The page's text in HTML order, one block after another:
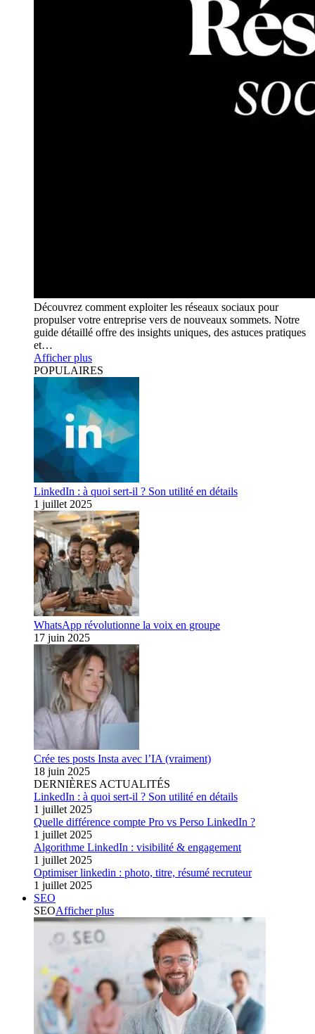
Découvrez comment exploiter les réseaux sociaux pour
propulser votre entreprise vers de nouveaux sommets. Notre
guide détaillé offre des insights uniques, des astuces pratiques
et…
Afficher plus
POPULAIRES
LinkedIn : à quoi sert-il ? Son utilité en détails
1 juillet 2025
WhatsApp révolutionne la voix en groupe
17 juin 2025
Crée tes posts Insta avec l’IA (vraiment)
18 juin 2025
DERNIÈRES ACTUALITÉS
LinkedIn : à quoi sert-il ? Son utilité en détails
1 juillet 2025
Quelle différence compte Pro vs Perso LinkedIn ?
1 juillet 2025
Algorithme LinkedIn : visibilité & engagement
1 juillet 2025
Optimiser linkedin : photo, titre, résumé recruteur
1 juillet 2025
SEO
SEOAfficher plus